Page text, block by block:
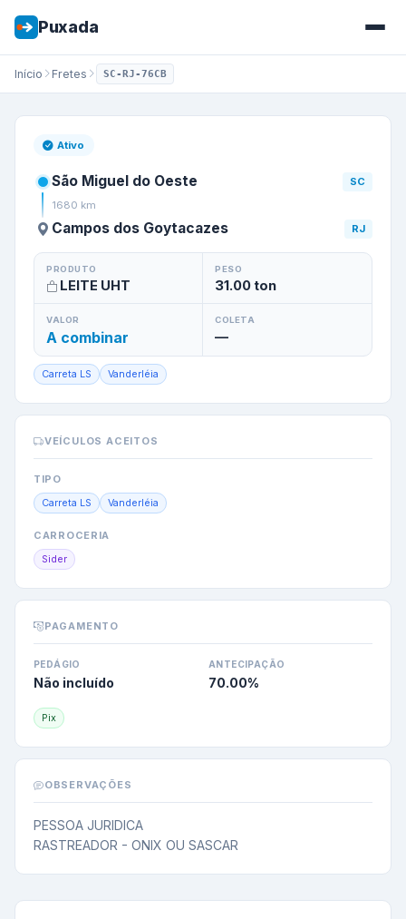
Puxada
Início Fretes SC-RJ-76CB
Frete de
Ativo
São Miguel do Oeste
SC
1680 km
Campos dos Goytacazes RJ
PRODUTO
LEITE UHT
PESO
31.00ton
VALOR
A combinar
COLETA
—
Carreta LS Vanderléia
VEÍCULOS ACEITOS
TIPO
Carreta LS Vanderléia
CARROCERIA
Sider
PAGAMENTO
PEDÁGIO
Não incluído
ANTECIPAÇÃO
70.00%
Pix
OBSERVAÇÕES
PESSOA JURIDICA
RASTREADOR - ONIX OU SASCAR